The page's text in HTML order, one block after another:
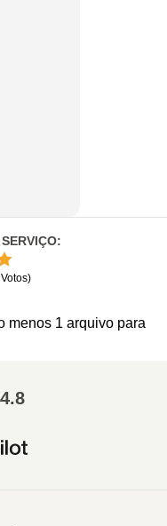
:
Votos)
menos 1 arquivo para